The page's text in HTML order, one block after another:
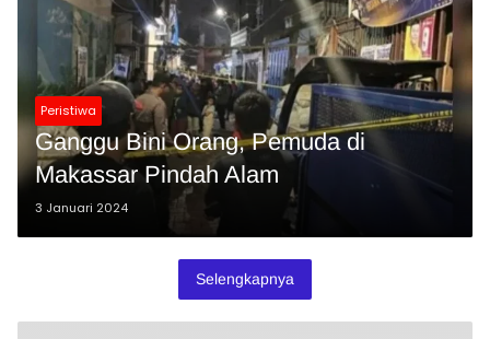
Peristiwa
Ganggu Bini Orang, Pemuda di
Makassar Pindah Alam
3 Januari 2024
Selengkapnya